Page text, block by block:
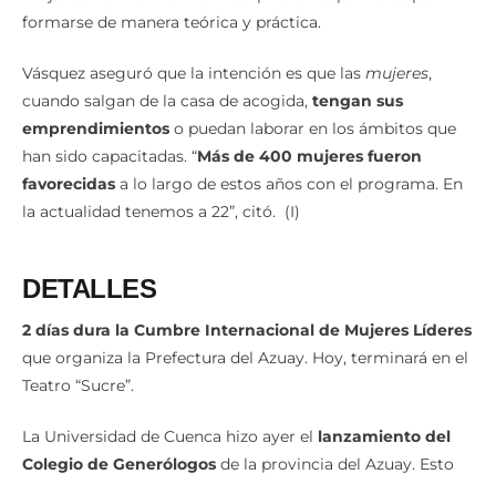
formarse de manera teórica y práctica.
Vásquez aseguró que la intención es que las mujeres,
cuando salgan de la casa de acogida, tengan sus
emprendimientos o puedan laborar en los ámbitos que
han sido capacitadas. “Más de 400 mujeres fueron
favorecidas a lo largo de estos años con el programa. En
la actualidad tenemos a 22”, citó. (I)
DETALLES
2 días dura la Cumbre Internacional de Mujeres Líderes
que organiza la Prefectura del Azuay. Hoy, terminará en el
Teatro “Sucre”.
La Universidad de Cuenca hizo ayer el lanzamiento del
Colegio de Generólogos de la provincia del Azuay. Esto